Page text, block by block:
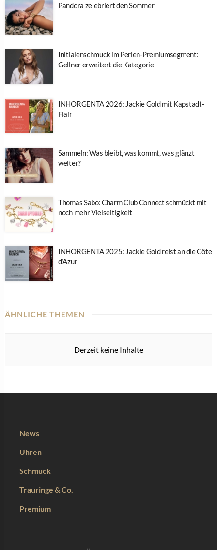
Pandora zelebriert den Sommer
Initialenschmuck im Perlen-Premiumsegment:
Gellner erweitert die Kategorie
INHORGENTA 2026: Jackie Gold mit Kapstadt-
Flair
Sammeln: Was bleibt, was kommt, was glänzt
weiter?
Thomas Sabo: Charm Club Connect schmückt mit
noch mehr Vielseitigkeit
INHORGENTA 2025: Jackie Gold reist an die Côte
d’Azur
ÄHNLICHE THEMEN
Derzeit keine Inhalte
News
Uhren
Schmuck
Trauringe & Co.
Premium